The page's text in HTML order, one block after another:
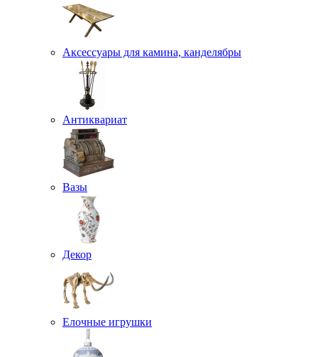
Аксессуары для камина, канделябры
Антиквариат
Вазы
Декор
Елочные игрушки